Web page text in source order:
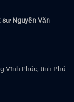
sư Nguyễn Văn
Vĩnh Phúc, tỉnh Phú